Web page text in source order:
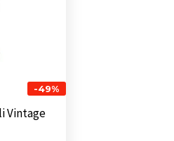
-49%
Vintage